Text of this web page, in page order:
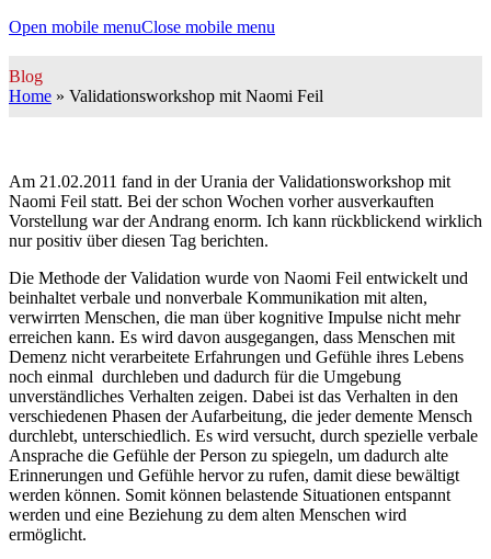
Open mobile menuClose mobile menu
Blog
Home » Validationsworkshop mit Naomi Feil
Am 21.02.2011 fand in der Urania der Validationsworkshop mit
Naomi Feil statt. Bei der schon Wochen vorher ausverkauften
Vorstellung war der Andrang enorm. Ich kann rückblickend wirklich
nur positiv über diesen Tag berichten.
Die Methode der Validation wurde von Naomi Feil entwickelt und
beinhaltet verbale und nonverbale Kommunikation mit alten,
verwirrten Menschen, die man über kognitive Impulse nicht mehr
erreichen kann. Es wird davon ausgegangen, dass Menschen mit
Demenz nicht verarbeitete Erfahrungen und Gefühle ihres Lebens
noch einmal durchleben und dadurch für die Umgebung
unverständliches Verhalten zeigen. Dabei ist das Verhalten in den
verschiedenen Phasen der Aufarbeitung, die jeder demente Mensch
durchlebt, unterschiedlich. Es wird versucht, durch spezielle verbale
Ansprache die Gefühle der Person zu spiegeln, um dadurch alte
Erinnerungen und Gefühle hervor zu rufen, damit diese bewältigt
werden können. Somit können belastende Situationen entspannt
werden und eine Beziehung zu dem alten Menschen wird
ermöglicht.